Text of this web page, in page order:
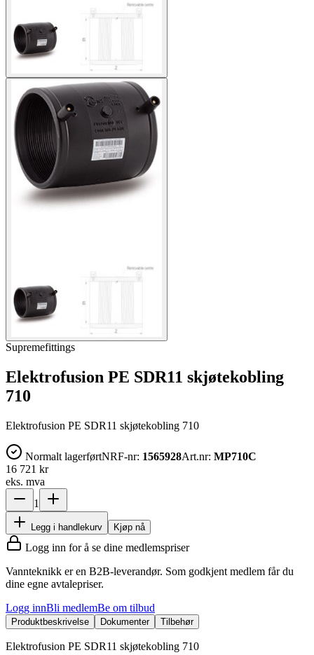
Supremefittings
Elektrofusion PE SDR11 skjøtekobling
710
Elektrofusion PE SDR11 skjøtekobling 710
Normalt lagerførtNRF-nr: 1565928Art.nr: MP710C
16 721 kr
eks. mva
1
Legg i handlekurv Kjøp nå
Logg inn for å se dine medlemspriser
Vannteknikk er en B2B-leverandør. Som godkjent medlem får du
dine egne avtalepriser.
Logg innBli medlemBe om tilbud
Produktbeskrivelse Dokumenter Tilbehør
Elektrofusion PE SDR11 skjøtekobling 710